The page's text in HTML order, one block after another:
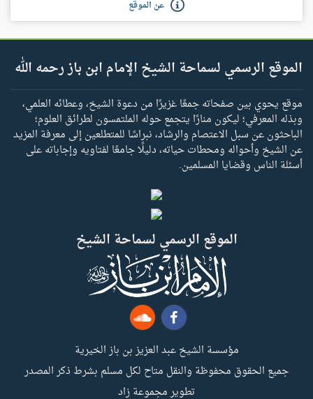
عن الموقع
الموقع الرسمي لسماحة الشيخ الإمام ابن باز رحمه الله
موقع يحوي بين صفحاته جمعًا غزيرًا من دعوة الشيخ، وعطائه العلمي،
وبذله المعرفي؛ ليكون منارًا يتجمع حوله الملتمسون لطرائق العلوم؛
الباحثون عن سبل الاعتصام والرشاد، نبراسًا للمتطلعين إلى معرفة المزيد
عن الشيخ وأحواله ومحطات حياته، دليلًا جامعًا لفتاويه وإجاباته على
أسئلة الناس وقضايا المسلمين.
الموقع الرسمي لسماحة الشيخ
مؤسسة الشيخ عبد العزيز بن باز الخيرية
جميع الحقوق محفوظة والنقل متاح لكل مسلم بشرط ذكر المصدر
تطوير مجموعة زاد